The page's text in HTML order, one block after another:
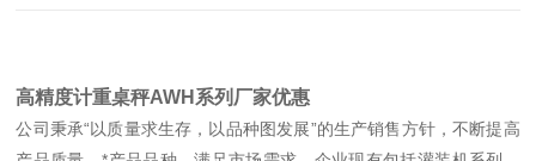
高精度计重桌秤AWH系列厂家优惠
公司秉承“以质量求生存，以品种图发展”的生产销售方针，不断提高